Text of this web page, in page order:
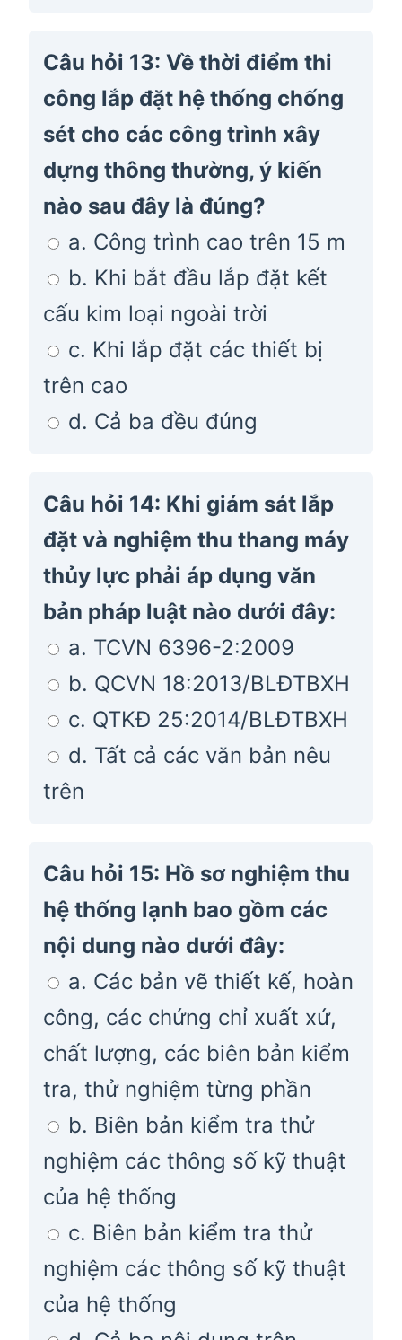
Câu hỏi 13: Về thời điểm thi
công lắp đặt hệ thống chống
sét cho các công trình xây
dựng thông thường, ý kiến
nào sau đây là đúng?
a. Công trình cao trên 15 m
b. Khi bắt đầu lắp đặt kết
cấu kim loại ngoài trời
c. Khi lắp đặt các thiết bị
trên cao
d. Cả ba đều đúng
Câu hỏi 14: Khi giám sát lắp
đặt và nghiệm thu thang máy
thủy lực phải áp dụng văn
bản pháp luật nào dưới đây:
a. TCVN 6396-2:2009
b. QCVN 18:2013/BLĐTBXH
c. QTKĐ 25:2014/BLĐTBXH
d. Tất cả các văn bản nêu
trên
Câu hỏi 15: Hồ sơ nghiệm thu
hệ thống lạnh bao gồm các
nội dung nào dưới đây:
a. Các bản vẽ thiết kế, hoàn
công, các chứng chỉ xuất xứ,
chất lượng, các biên bản kiểm
tra, thử nghiệm từng phần
b. Biên bản kiểm tra thử
nghiệm các thông số kỹ thuật
của hệ thống
c. Biên bản kiểm tra thử
nghiệm các thông số kỹ thuật
của hệ thống